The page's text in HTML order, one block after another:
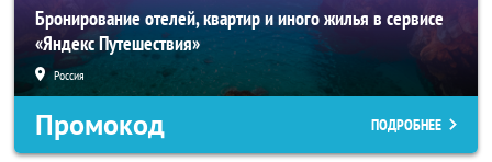
Бронирование отелей, квартир и иного жилья в сервисе
«Яндекс Путешествия»
Россия
Промокод ПОДРОБНЕЕ